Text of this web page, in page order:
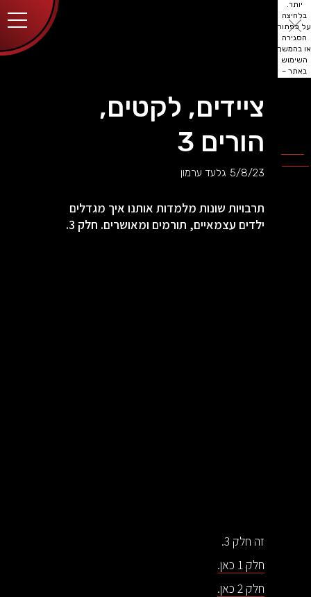
יותר.
בלחיצה
על כפתור
הסגירה
או בהמשך
השימוש
באתר –
ציידים, לקטים,
הורים 3
5/8/23 גלעד ערמון
תרבויות שונות מלמדות אותנו איך מגדלים
ילדים עצמאיים, תורמים ומאושרים. חלק 3.
זה חלק 3.
חלק 1 כאן.
חלק 2 כאן.